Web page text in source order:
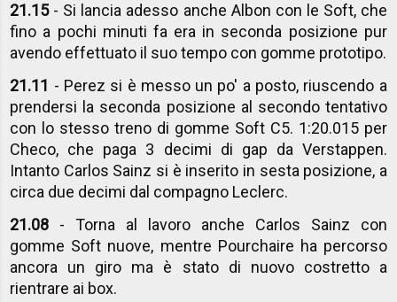
21.15- Si lancia adesso anche Albon con le Soft, che
fino a pochi minuti fa era in seconda posizione pur
avendo effettuato il suo tempo con gomme prototipo.
21.11 - Perez si è messo un po' a posto, riuscendo a
prendersi la seconda posizione al secondo tentativo
con lo stesso treno di gomme Soft C5. 1:20.015 per
Checo, che paga 3 decimi di gap da Verstappen.
Intanto Carlos Sainz si è inserito in sesta posizione, a
circa due decimi dal compagno Leclerc.
21.08 - Torna al lavoro anche Carlos Sainz con
gomme Soft nuove, mentre Pourchaire ha percorso
ancora un giro ma è stato di nuovo costretto a
rientrare ai box.